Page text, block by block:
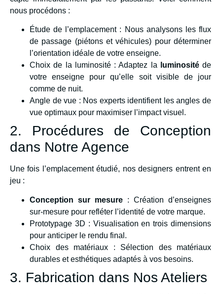
nous procédons :
Étude de l’emplacement : Nous analysons les flux
de passage (piétons et véhicules) pour déterminer
l’orientation idéale de votre enseigne.
Choix de la luminosité : Adaptez la
luminositéde
votre enseigne pour qu’elle soit visible de jour
comme de nuit.
Angle de vue : Nos experts identifient les angles de
vue optimaux pour maximiser l’impact visuel.
2. Procédures de Conception
dans Notre Agence
Une fois l’emplacement étudié, nos designers entrent en
jeu :
Conception sur mesure : Création d’enseignes
sur-mesure pour refléter l’identité de votre marque.
Prototypage 3D : Visualisation en trois dimensions
pour anticiper le rendu final.
Choix des matériaux : Sélection des matériaux
durables et esthétiques adaptés à vos besoins.
3. Fabrication dans Nos Ateliers